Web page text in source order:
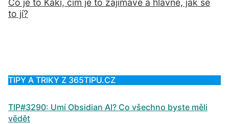
Co je to Kaki, čím je to zajímavé a hlavně, jak se
to jí?
TIPY A TRIKY Z 365TIPU.CZ
TIP#3290: Umí Obsidian AI? Co všechno byste měli
vědět